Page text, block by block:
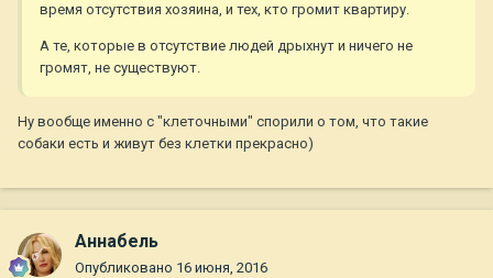
время отсутствия хозяина, и тех, кто громит квартиру.
А те, которые в отсутствие людей дрыхнут и ничего не
громят, не существуют.
Ну вообще именно с "клеточными" спорили о том, что такие
собаки есть и живут без клетки прекрасно)
Aннaбель
Опубликовано 16 июня, 2016